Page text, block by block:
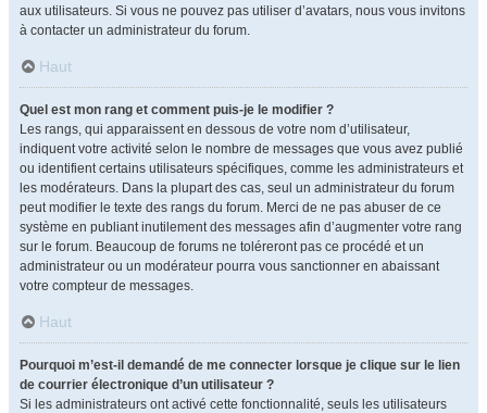
aux utilisateurs. Si vous ne pouvez pas utiliser d’avatars, nous vous invitons
à contacter un administrateur du forum.
Haut
Quel est mon rang et comment puis-je le modifier ?
Les rangs, qui apparaissent en dessous de votre nom d’utilisateur,
indiquent votre activité selon le nombre de messages que vous avez publié
ou identifient certains utilisateurs spécifiques, comme les administrateurs et
les modérateurs. Dans la plupart des cas, seul un administrateur du forum
peut modifier le texte des rangs du forum. Merci de ne pas abuser de ce
système en publiant inutilement des messages afin d’augmenter votre rang
sur le forum. Beaucoup de forums ne toléreront pas ce procédé et un
administrateur ou un modérateur pourra vous sanctionner en abaissant
votre compteur de messages.
Haut
Pourquoi m’est-il demandé de me connecter lorsque je clique sur le lien
de courrier électronique d’un utilisateur ?
Si les administrateurs ont activé cette fonctionnalité, seuls les utilisateurs